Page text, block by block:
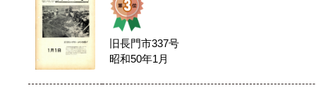
旧長門市337号
昭和50年1月